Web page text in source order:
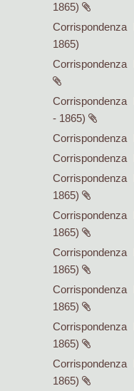
1865)
Corrispondenza
1865)
Corrispondenza
Corrispondenza
- 1865)
Corrispondenza
Corrispondenza
Corrispondenza
1865)
Corrispondenza
1865)
Corrispondenza
1865)
Corrispondenza
1865)
Corrispondenza
1865)
Corrispondenza
1865)